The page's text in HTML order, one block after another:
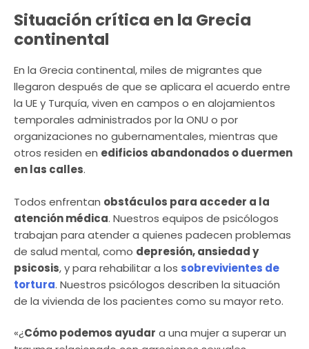
Situación crítica en la Grecia
continental
En la Grecia continental, miles de migrantes que
llegaron después de que se aplicara el acuerdo entre
la UE y Turquía, viven en campos o en alojamientos
temporales administrados por la ONU o por
organizaciones no gubernamentales, mientras que
otros residen en edificios abandonados o duermen
en las calles.
Todos enfrentan obstáculos para acceder a la
atención médica. Nuestros equipos de psicólogos
trabajan para atender a quienes padecen problemas
de salud mental, como depresión, ansiedad y
psicosis, y para rehabilitar a los sobrevivientes de
tortura. Nuestros psicólogos describen la situación
de la vivienda de los pacientes como su mayor reto.
«¿Cómo podemos ayudar a una mujer a superar un